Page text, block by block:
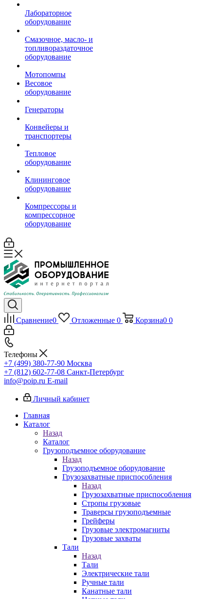
Лабораторное
оборудование
Смазочное, масло- и
топливораздаточное
оборудование
Мотопомпы
Весовое
оборудование
Генераторы
Конвейеры и
транспортеры
Тепловое
оборудование
Клининговое
оборудование
Компрессоры и
компрессорное
оборудование
Сравнение0 Отложенные 0 Корзина0 0
Телефоны
+7 (499) 380-77-90 Москва
+7 (812) 602-77-08 Санкт-Петербург
info@poip.ru E-mail
Личный кабинет
Главная
Каталог
Назад
Каталог
Грузоподъемное оборудование
Назад
Грузоподъемное оборудование
Грузозахватные приспособления
Назад
Грузозахватные приспособления
Стропы грузовые
Траверсы грузоподъемные
Грейферы
Грузовые электромагниты
Грузовые захваты
Тали
Назад
Тали
Электрические тали
Ручные тали
Канатные тали